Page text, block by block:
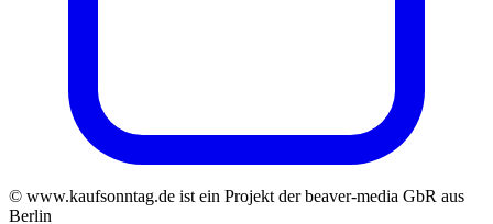
© www.kaufsonntag.de ist ein Projekt der beaver-media GbR aus
Berlin